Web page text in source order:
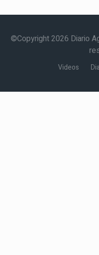
©Copyright 2026 Diario
Videos